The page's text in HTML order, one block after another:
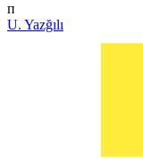
п
U. Yazğılı